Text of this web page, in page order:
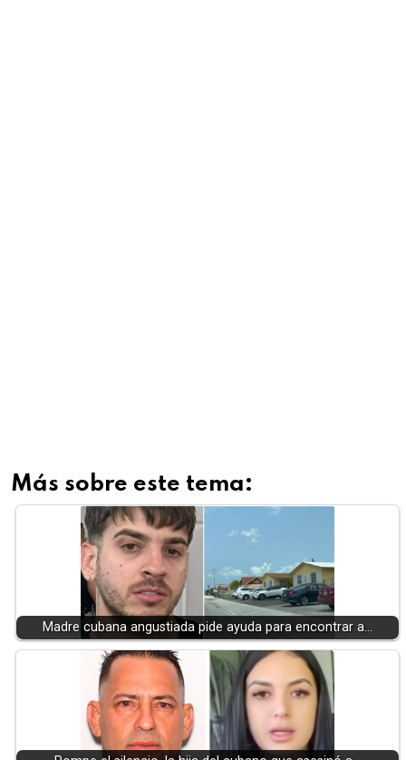
Más sobre este tema:
Madre cubana angustiada pide ayuda para encontrar a…